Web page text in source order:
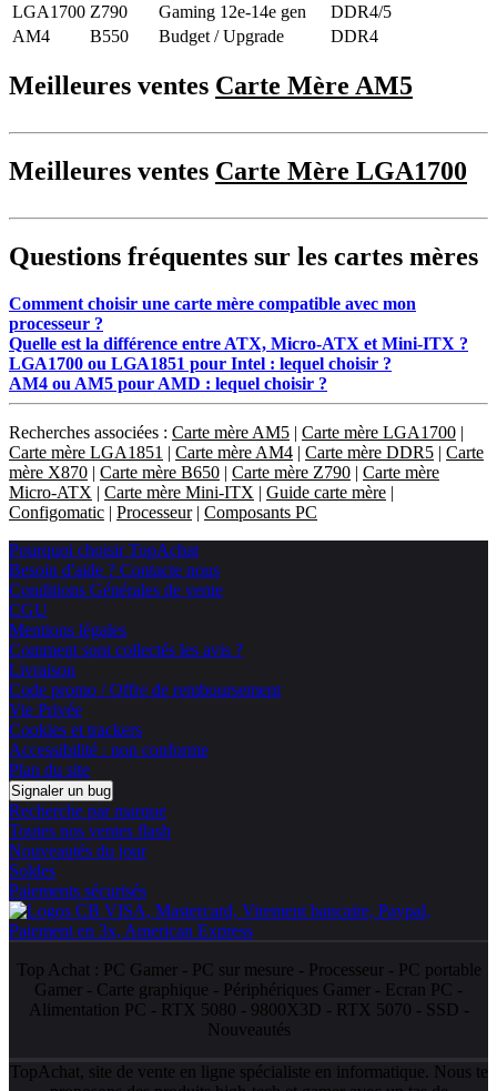
LGA1700 Z790 Gaming 12e-14e gen
DDR4/5
AM4
B550 Budget / Upgrade DDR4
Meilleures ventes Carte Mère AM5
Meilleures ventes Carte Mère LGA1700
Questions fréquentes sur les cartes mères
Comment choisir une carte mère compatible avec mon
processeur ?
Quelle est la différence entre ATX, Micro-ATX et Mini-ITX ?
LGA1700 ou LGA1851 pour Intel : lequel choisir ?
AM4 ou AM5 pour AMD : lequel choisir ?
Recherches associées : Carte mère AM5 | Carte mère LGA1700 |
Carte mère LGA1851 | Carte mère AM4 | Carte mère DDR5 | Carte
mère X870 | Carte mère B650 | Carte mère Z790 | Carte mère
Micro-ATX | Carte mère Mini-ITX | Guide carte mère |
Configomatic | Processeur| Composants PC
Pourquoi choisir TopAchat
Besoin d'aide ? Contacte nous
Conditions Générales de vente
CGU
Mentions légales
Comment sont collectés les avis ?
Livraison
Code promo / Offre de remboursement
Vie Privée
Cookies et trackers
Accessibilité : non conforme
Plan du site
Signaler un bug
Recherche par marque
Toutes nos ventes flash
Nouveautés du jour
Soldes
Paiements sécurisés
Top Achat : PC Gamer- PC sur mesure - Processeur- PC portable
Gamer - Carte graphique - Périphériques Gamer - Ecran PC -
Alimentation PC - RTX 5080 - 9800X3D - RTX 5070 - SSD -
Nouveautés
TopAchat, site de vente en ligne spécialiste en informatique. Nous te